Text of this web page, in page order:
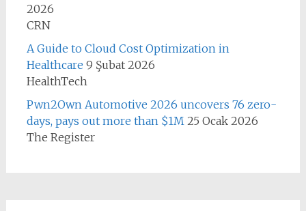
2026
CRN
A Guide to Cloud Cost Optimization in
Healthcare 9 Şubat 2026
HealthTech
Pwn2Own Automotive 2026 uncovers 76 zero-
days, pays out more than $1M 25 Ocak 2026
The Register